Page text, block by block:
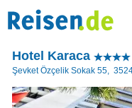
Hotel Karaca
Şevket Özçelik Sokak 55,